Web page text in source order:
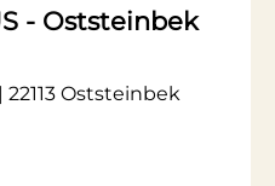
- Oststeinbek
Oststeinbek